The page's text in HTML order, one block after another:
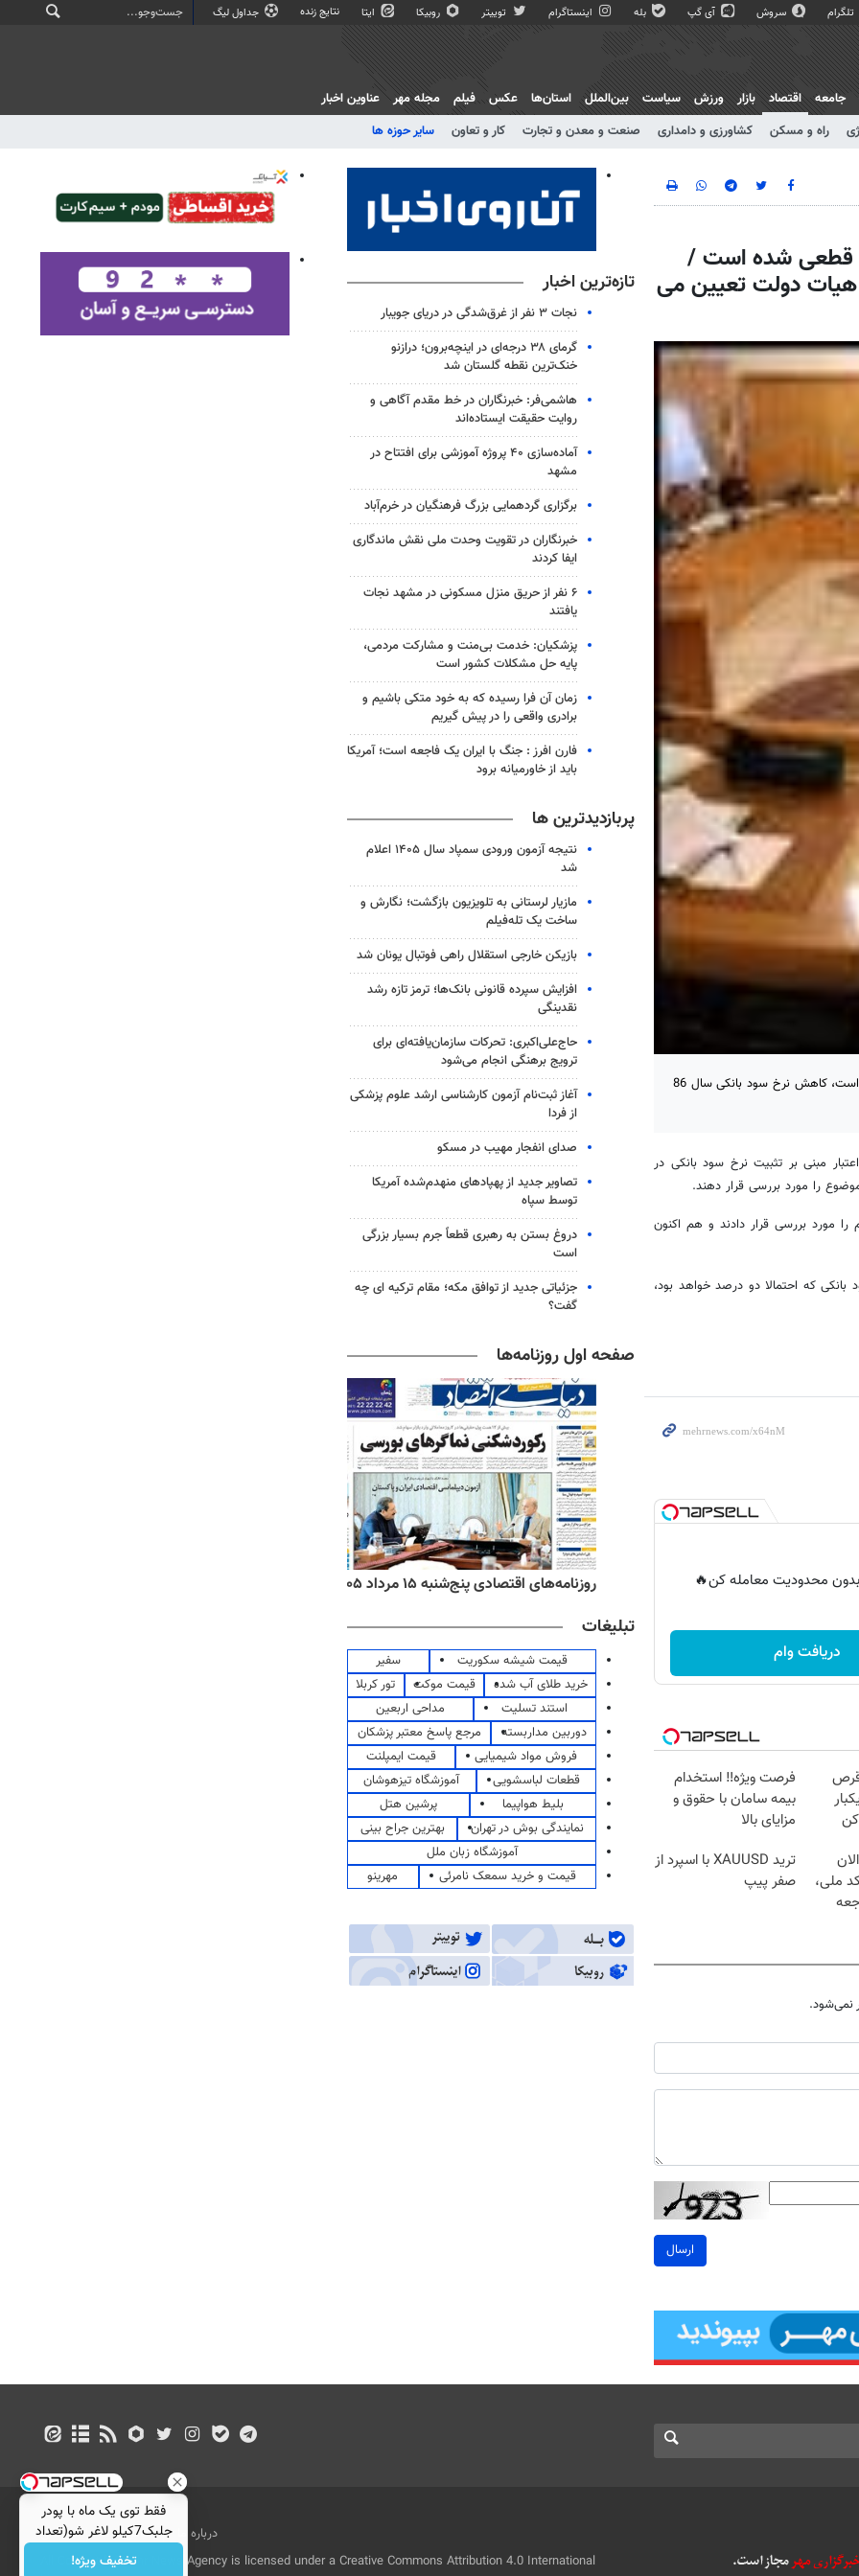
تلگرام سروش آی گپ بله اینستاگرام توییتر روبیکا ایتا نتایج زنده جداول لیگ
جامعه
اقتصاد
راه و مسکن کشاورزی و دامداری صنعت و معدن و تجارت کار و تعاون سایر حوزه ها
بازار ورزش سیاست بین‌الملل استان‌ها عکس فیلم مجله مهر عناوین اخبار
86 توسط دولت قطعی شده است /
دولت تعیین می
برخلاف مصوبه شورای پول و اعتبار که تثبیت نرخ سود بانکی در سال‌جاری است، کاهش نرخ سود بانکی سال 86
مبنی بر تثبیت نرخ سود بانکی در
را مورد بررسی قرار دهند.
بررسی قرار دادند و هم ‌اکنون
که احتمالا دو درصد خواهد بود،
بدون محدودیت معامله کن🔥
دریافت وام
فرصت ویژه‼️ استخدام
بیمه سامان با حقوق و
مزایای بالا
ملی،
ترید XAUUSD با اسپرد از
صفر پیپ
نمی‌شود.
ارسال
تازه‌ترین اخبار
نجات ۳ نفر از غرق‌شدگی در دریای جویبار
گرمای ۳۸ درجه‌ای در اینچه‌برون؛ درازنو
خنک‌ترین نقطه گلستان شد
هاشمی‌فر​​​​​​​: خبرنگاران در خط مقدم آگاهی و
روایت حقیقت ایستاده‌اند
آماده‌سازی ۴۰ پروژه آموزشی برای افتتاح در
مشهد
برگزاری گردهمایی بزرگ فرهنگیان در خرم‌آباد
خبرنگاران در تقویت وحدت ملی نقش ماندگاری
ایفا کردند
۶ نفر از حریق منزل مسکونی در مشهد نجات
یافتند
پزشکیان: خدمت بی‌منت و مشارکت مردمی،
پایه حل مشکلات کشور است
زمان آن فرا رسیده که به خود متکی باشیم و
برادری واقعی را در پیش گیریم
فارن افرز : جنگ با ایران یک فاجعه است؛ آمریکا
باید از خاورمیانه برود
پربازدیدترین ها
نتیجه آزمون ورودی سمپاد سال ۱۴۰۵ اعلام
شد
مازیار لرستانی به تلویزیون بازگشت؛ نگارش و
ساخت یک تله‌فیلم
بازیکن خارجی استقلال راهی فوتبال یونان شد
افزایش سپرده قانونی بانک‌ها؛ ترمز تازه رشد
نقدینگی
حاج‌علی‌اکبری: تحرکات سازمان‌یافته‌ای برای
ترویج برهنگی انجام می‌شود
آغاز ثبت‌نام‌ آزمون کارشناسی ارشد علوم پزشکی
از فردا
صدای انفجار مهیب در مسکو
تصاویر جدید از پهپادهای منهدم‌شده آمریکا
توسط سپاه
دروغ بستن به رهبری قطعاً جرم بسیار بزرگی
است
جزئیاتی جدید از توافق مکه؛ مقام ترکیه ای چه
گفت؟
صفحه اول روزنامه‌ها
ورزشی پنج‌شنبه ۱۵ مرداد ۱۴۰۵ روزنامه‌های اقتصادی پنج‌شنبه ۱۵ مرداد ۱۴۰۵
تبلیغات
قیمت شیشه سکوریت
سفیر
خرید طلای آب شده
قیمت موکت
تور کربلا
استند تسلیت
مداحی اربعین
دوربین مداربسته
مرجع پاسخ معتبر پزشکان
فروش مواد شیمیایی
قیمت ایمپلنت
قطعات لباسشویی
آموزشگاه تیزهوشان
بلیط هواپیما
پرشین هتل
نمایندگی بوش در تهران
بهترین جراح بینی
آموزشگاه زبان ملل
قیمت و خرید سمعک نامرئی
مهرینو
درباره ما تماس با ما
بازرگانی
All Content by Mehr News Agency is licensed under a Creative Commons Attribution 4.0 International
فقط توی یک ماه با پودر
جلبک7کیلو لاغر شو(تعداد
محدود)
تخفیف ویژه!